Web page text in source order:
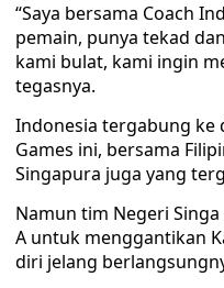
“Saya bersama Coach
pemain, punya tekad
kami bulat, kami ingin
tegasnya.
Indonesia tergabung ke
Games ini, bersama
Singapura juga yang
Namun tim Negeri
A untuk menggantikan
diri jelang